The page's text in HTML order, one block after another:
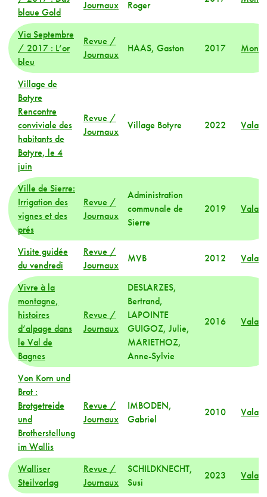
blaue Gold
Journaux
Roger
Via Septembre
/ 2017 : L’or
bleu
Revue /
Journaux
HAAS, Gaston 2017
Village de
Botyre
Rencontre
conviviale des
habitants de
Botyre, le 4
juin
Revue /
Journaux
Village Botyre 2022 Valais
Ville de Sierre:
Irrigation des
vignes et des
prés
Revue /
Journaux
Administration
communale de
Sierre
2019 Valais
Visite guidée
du vendredi
Revue /
Journaux
MVB 2012 Valais
Vivre à la
montagne,
histoires
d’alpage dans
le Val de
Bagnes
Revue /
Journaux
DESLARZES,
Bertrand,
LAPOINTE
GUIGOZ, Julie,
MARIETHOZ,
Anne-Sylvie
2016 Valais
Von Korn und
Brot :
Brotgetreide
und
Brotherstellung
im Wallis
Revue /
Journaux
IMBODEN,
Gabriel
2010 Valais
Walliser
Steilvorlag
Revue /
Journaux
SCHILDKNECHT,
Susi
2023 Valais